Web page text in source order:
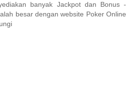
banyak Jackpot dan Bonus -
besar dengan website Poker Online